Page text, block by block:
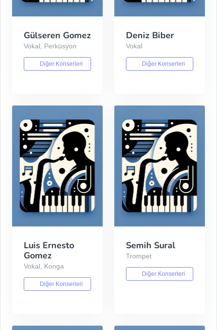
Gülseren Gomez
Vokal, Perküsyon
Diğer Konserleri
Deniz Biber
Vokal
Diğer Konserleri
Luis Ernesto
Gomez
Vokal, Konga
Diğer Konserleri
Semih Sural
Trompet
Diğer Konserleri